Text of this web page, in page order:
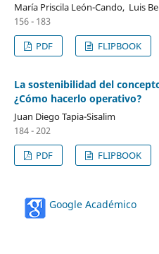
María Priscila León-Cando, Luis
156 - 183
PDF
FLIPBOOK
La sostenibilidad del
¿Cómo hacerlo operativo?
Juan Diego Tapia-Sisalim
184 - 202
PDF
FLIPBOOK
Google Académico